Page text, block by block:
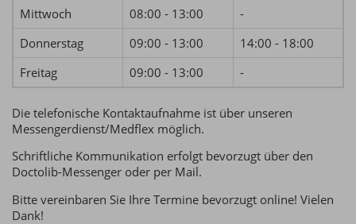
Mittwoch
08:00 - 13:00
-
Donnerstag
09:00 - 13:00
14:00 - 18:00
Freitag
09:00 - 13:00 -
Die telefonische Kontaktaufnahme ist über unseren
Messengerdienst/Medflex möglich.
Schriftliche Kommunikation erfolgt bevorzugt über den
Doctolib-Messenger oder per Mail.
Bitte vereinbaren Sie Ihre Termine bevorzugt online! Vielen
Dank!